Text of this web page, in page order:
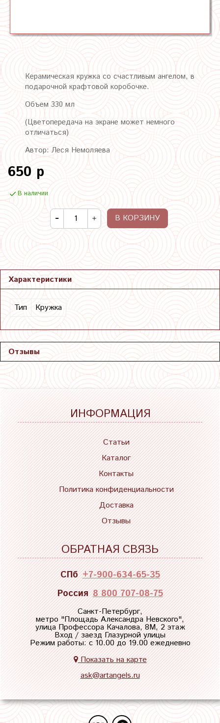
Керамическая кружка со счастливым ангелом, в
подарочной крафтовой коробочке.
Объем 330 мл
(Цветопередача на экране может немного
отличаться)
Автор: Леся Немоляева
650 р
В наличии
В КОРЗИНУ
Характеристики
Тип Кружка
Отзывы
ИНФОРМАЦИЯ
Статьи
Каталог
Контакты
Политика конфиденциальности
Доставка
Отзывы
ОБРАТНАЯ СВЯЗЬ
СПб +7-900-634-65-35
Россия 8 800 707-08-75
Санкт-Петербург,
метро "Площадь Александра Невского",
улица Профессора Качалова, 8М, 2 этаж
Вход / заезд Глазурной улицы
Режим работы: с 10.00 до 19.00 ежедневно
Показать на карте
ask@artangels.ru